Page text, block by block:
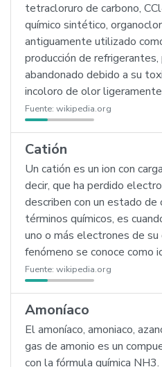
tetracloruro de carbono,
químico sintético,
antiguamente utilizado
producción de
abandonado debido a su
incoloro de olor
Fuente: wikipedia.org
Catión
Un catión es un ion con
decir, que ha perdido
describen con un estado de
términos químicos, es
uno o más electrones de
fenómeno se conoce como
Fuente: wikipedia.org
Amoníaco
El amoníaco, amoniaco,
gas de amonio es un
con la fórmula química